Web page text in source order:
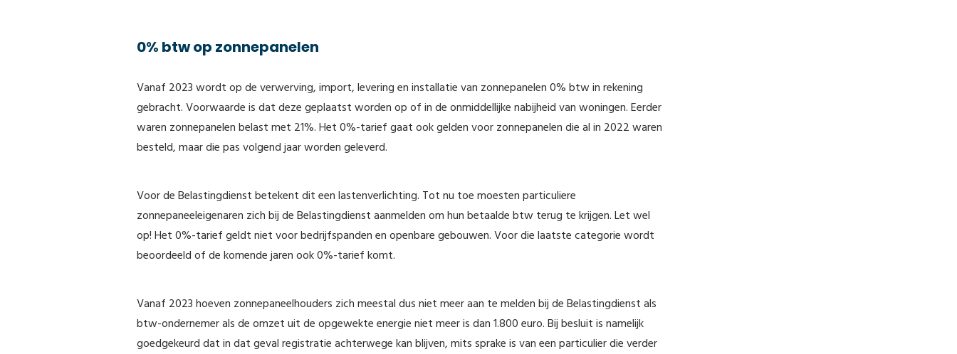
0% btw op zonnepanelen
Vanaf 2023 wordt op de verwerving, import, levering en installatie van zonnepanelen 0% btw in rekening
gebracht. Voorwaarde is dat deze geplaatst worden op of in de onmiddellijke nabijheid van woningen. Eerder
waren zonnepanelen belast met 21%. Het 0%-tarief gaat ook gelden voor zonnepanelen die al in 2022 waren
besteld, maar die pas volgend jaar worden geleverd.
Voor de Belastingdienst betekent dit een lastenverlichting. Tot nu toe moesten particuliere
zonnepaneeleigenaren zich bij de Belastingdienst aanmelden om hun betaalde btw terug te krijgen. Let wel
op! Het 0%-tarief geldt niet voor bedrijfspanden en openbare gebouwen. Voor die laatste categorie wordt
beoordeeld of de komende jaren ook 0%-tarief komt.
Vanaf 2023 hoeven zonnepaneelhouders zich meestal dus niet meer aan te melden bij de Belastingdienst als
btw-ondernemer als de omzet uit de opgewekte energie niet meer is dan 1.800 euro. Bij besluit is namelijk
goedgekeurd dat in dat geval registratie achterwege kan blijven, mits sprake is van een particulier die verder